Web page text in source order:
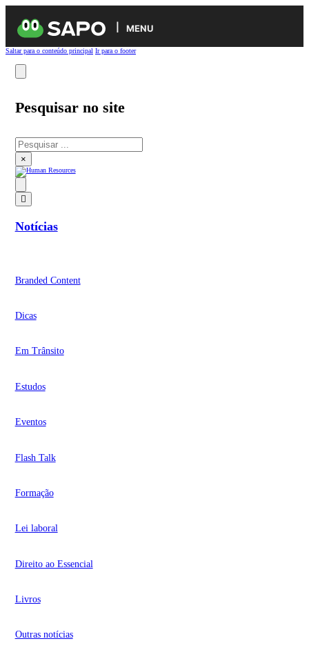
MENU
Saltar para o conteúdo principal Ir para o footer
Pesquisar no site
Pesquisar
×
Notícias
Branded Content
Dicas
Em Trânsito
Estudos
Eventos
Flash Talk
Formação
Lei laboral
Direito ao Essencial
Livros
Outras notícias